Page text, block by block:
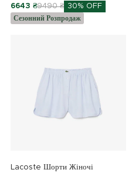
6643 ₴9490 ₴ 30% OFF
Сезонний Розпродаж
Lacoste Шорти Жіночі